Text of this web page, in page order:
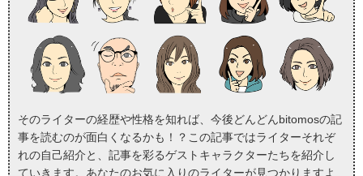
そのライターの経歴や性格を知れば、今後どんどんbitomosの記
事を読むのが面白くなるかも！？この記事ではライターそれぞ
れの自己紹介と、記事を彩るゲストキャラクターたちを紹介し
ていきます。あなたのお気に入りのライターが見つかりますよ